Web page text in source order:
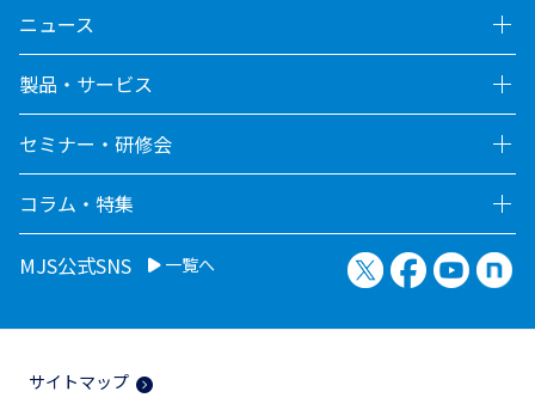
ニュース
製品・サービス
セミナー・研修会
コラム・特集
MJS公式SNS 一覧へ X（旧Twitter）
Facebook
サイトマップ